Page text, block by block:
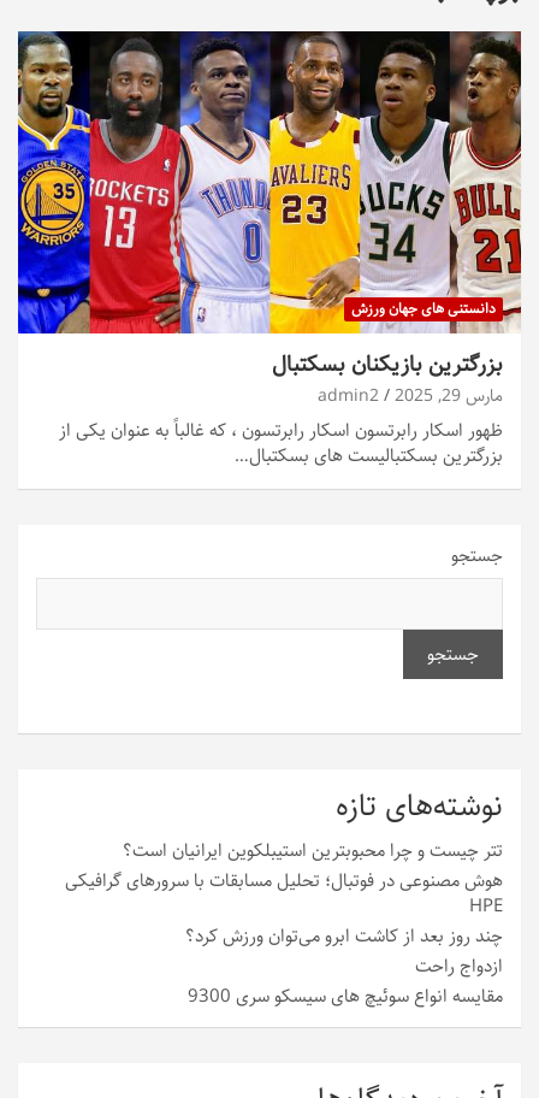
دانستنی های جهان ورزش
بزرگترین بازیکنان بسکتبال
مارس 29, 2025 admin2
ظهور اسکار رابرتسون اسکار رابرتسون ، که غالباً به عنوان یکی از
بزرگترین بسکتبالیست های بسکتبال…
جستجو
جستجو
نوشته‌های تازه
تتر چیست و چرا محبوبترین استیبلکوین ایرانیان است؟
هوش مصنوعی در فوتبال؛ تحلیل مسابقات با سرورهای گرافیکی
HPE
چند روز بعد از کاشت ابرو می‌توان ورزش کرد؟
ازدواج راحت
مقایسه انواع سوئیچ های سیسکو سری 9300